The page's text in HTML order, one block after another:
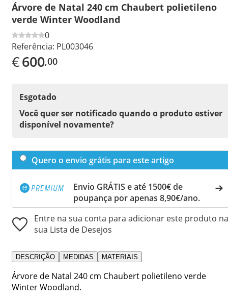
Árvore de Natal 240 cm Chaubert polietileno
verde Winter Woodland
0
Referência: PL003046
€600,00
Esgotado
Você quer ser notificado quando o produto estiver
disponível novamente?
Quero o envio grátis para este artigo
Envio GRÁTIS e até 1500€ de
poupança por apenas 8,90€/ano.
Entre na sua conta para adicionar este produto na
sua Lista de Desejos
DESCRIÇÃO MEDIDAS MATERIAIS
Árvore de Natal 240 cm Chaubert polietileno verde
Winter Woodland.